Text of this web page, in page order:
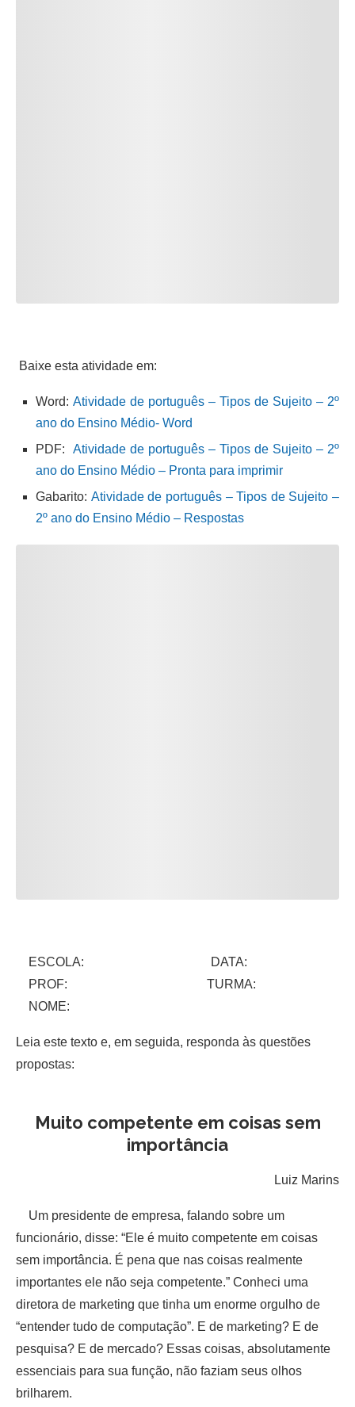
Baixe esta atividade em:
Word: Atividade de português – Tipos de Sujeito – 2º
ano do Ensino Médio- Word
PDF: Atividade de português – Tipos de Sujeito – 2º
ano do Ensino Médio – Pronta para imprimir
Gabarito: Atividade de português – Tipos de Sujeito –
2º ano do Ensino Médio – Respostas
ESCOLA: DATA:
PROF: TURMA:
NOME:
Leia este texto e, em seguida, responda às questões
propostas:
Muito competente em coisas sem
importância
Luiz Marins
Um presidente de empresa, falando sobre um
funcionário, disse: “Ele é muito competente em coisas
sem importância. É pena que nas coisas realmente
importantes ele não seja competente.” Conheci uma
diretora de marketing que tinha um enorme orgulho de
“entender tudo de computação”. E de marketing? E de
pesquisa? E de mercado? Essas coisas, absolutamente
essenciais para sua função, não faziam seus olhos
brilharem.